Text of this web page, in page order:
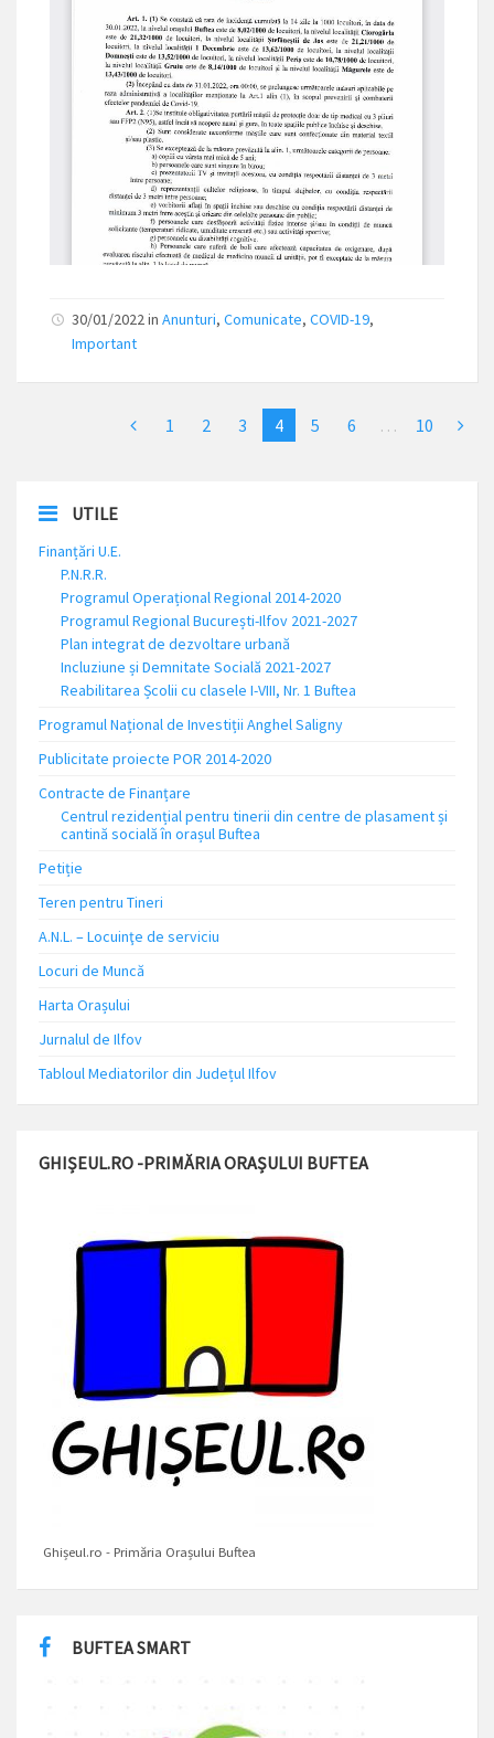
30/01/2022in Anunturi, Comunicate, COVID-19,
Important
1 2 3 4 5 6 … 10
UTILE
Finanțări U.E.
P.N.R.R.
Programul Operațional Regional 2014-2020
Programul Regional București-Ilfov 2021-2027
Plan integrat de dezvoltare urbană
Incluziune și Demnitate Socială 2021-2027
Reabilitarea Școlii cu clasele I-VIII, Nr. 1 Buftea
Programul Național de Investiții Anghel Saligny
Publicitate proiecte POR 2014-2020
Contracte de Finanțare
Centrul rezidențial pentru tinerii din centre de plasament și
cantină socială în orașul Buftea
Petiție
Teren pentru Tineri
A.N.L. – Locuinţe de serviciu
Locuri de Muncă
Harta Orașului
Jurnalul de Ilfov
Tabloul Mediatorilor din Județul Ilfov
GHIȘEUL.RO -PRIMĂRIA ORAȘULUI BUFTEA
Ghișeul.ro - Primăria Orașului Buftea
BUFTEA SMART